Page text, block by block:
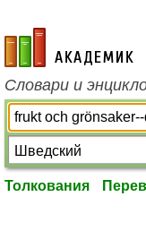
academic.ru
Словари и
Толкования